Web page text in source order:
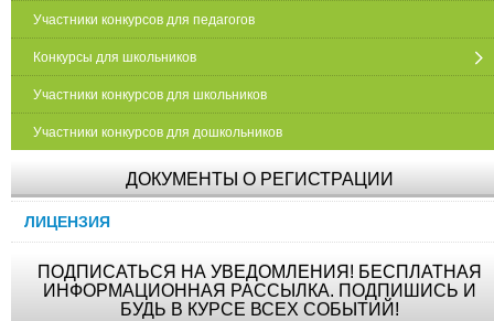
Участники конкурсов для педагогов
Конкурсы для школьников
Участники конкурсов для школьников
Участники конкурсов для дошкольников
ДОКУМЕНТЫ О РЕГИСТРАЦИИ
ЛИЦЕНЗИЯ
ПОДПИСАТЬСЯ НА УВЕДОМЛЕНИЯ! БЕСПЛАТНАЯ
ИНФОРМАЦИОННАЯ РАССЫЛКА. ПОДПИШИСЬ И
БУДЬ В КУРСЕ ВСЕХ СОБЫТИЙ!